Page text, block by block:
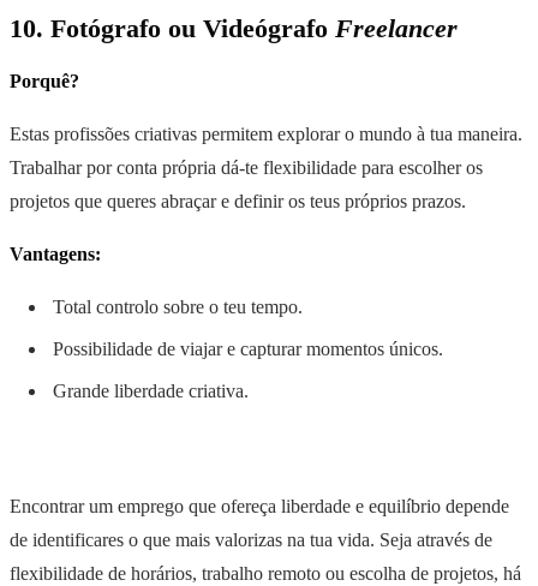
10. Fotógrafo ou Videógrafo Freelancer
Porquê?
Estas profissões criativas permitem explorar o mundo à tua maneira.
Trabalhar por conta própria dá-te flexibilidade para escolher os
projetos que queres abraçar e definir os teus próprios prazos.
Vantagens:
Total controlo sobre o teu tempo.
Possibilidade de viajar e capturar momentos únicos.
Grande liberdade criativa.
Encontrar um emprego que ofereça liberdade e equilíbrio depende
de identificares o que mais valorizas na tua vida. Seja através de
flexibilidade de horários, trabalho remoto ou escolha de projetos, há